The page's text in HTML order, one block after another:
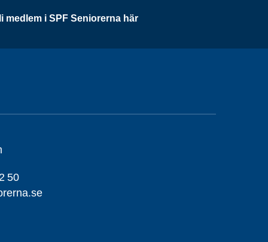
medlem i SPF Seniorerna här
50